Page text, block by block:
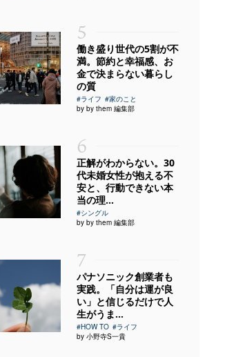
5
働き盛り世代の5割が不
満。節約と幸福感、お
金で決まらない暮らし
の質
#ライフ #家のこと
by by them 編集部
6
正解がわからない。30
代未婚女性が抱える不
安と、行動できない本
当の理...
#シングル
by by them 編集部
7
パナソニック創業者も
実践。「自分は運が良
い」と信じるだけで人
生がうま...
#HOW TO #ライフ
by 小野寺S一貴